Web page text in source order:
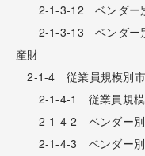
2-1-3-12 ベンダー別
2-1-3-13 ベンダー別
産財
2-1-4 従業員規模別市
2-1-4-1 従業員規模
2-1-4-2 ベンダー別
2-1-4-3 ベンダー別